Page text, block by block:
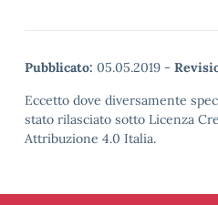
Pubblicato: 05.05.2019 -
Eccetto dove diversamente
stato rilasciato sotto Licenza
Attribuzione 4.0 Italia.